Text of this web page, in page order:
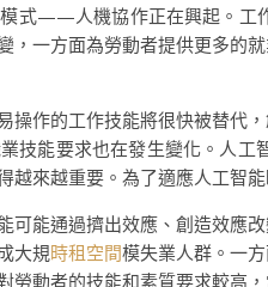
式——人機協作正在興起。工
，一方面為勞動者提供更多的
操作的工作技能將很快被替代
技能要求也在發生變化。人
越來越重要。為了適應人工智
可能通過擠出效應、創造效應
大規時租空間模失業人群。一
勞動者的技能和素質要求較高